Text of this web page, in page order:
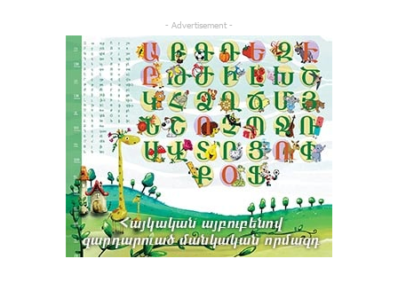
- Advertisement -